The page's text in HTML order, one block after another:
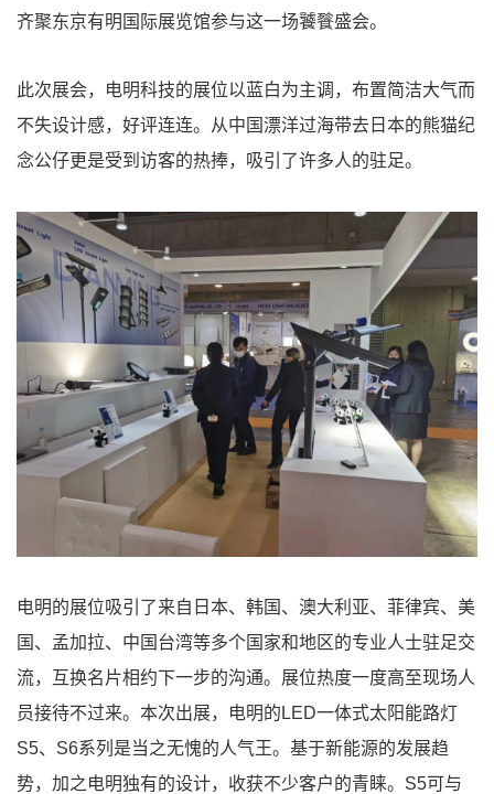
齐聚东京有明国际展览馆参与这一场饕餮盛会。
此次展会，电明科技的展位以蓝白为主调，布置简洁大气而
不失设计感，好评连连。从中国漂洋过海带去日本的熊猫纪
念公仔更是受到访客的热捧，吸引了许多人的驻足。
电明的展位吸引了来自日本、韩国、澳大利亚、菲律宾、美
国、孟加拉、中国台湾等多个国家和地区的专业人士驻足交
流，互换名片相约下一步的沟通。展位热度一度高至现场人
员接待不过来。本次出展，电明的LED一体式太阳能路灯
S5、S6系列是当之无愧的人气王。基于新能源的发展趋
势，加之电明独有的设计，收获不少客户的青睐。S5可与